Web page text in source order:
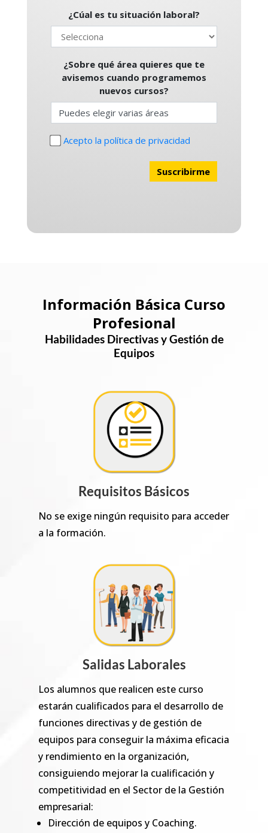
Información Básica Curso
Profesional
Habilidades Directivas y Gestión de
Equipos
Requisitos Básicos
No se exige ningún requisito para acceder
a la formación.
Salidas Laborales
Los alumnos que realicen este curso
estarán cualificados para el desarrollo de
funciones directivas y de gestión de
equipos para conseguir la máxima eficacia
y rendimiento en la organización,
consiguiendo mejorar la cualificación y
competitividad en el Sector de la Gestión
empresarial:
Dirección de equipos y Coaching.